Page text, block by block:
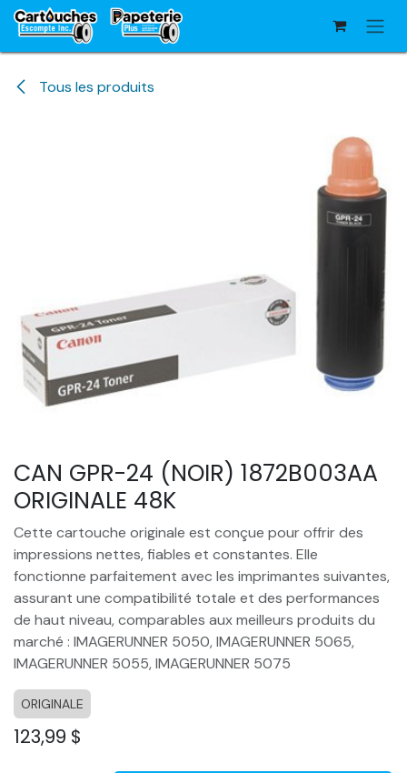
Se rendre au contenu
Tous les produits
CAN GPR-24 (NOIR) 1872B003AA
ORIGINALE 48K
Cette cartouche originale est conçue pour offrir des
impressions nettes, fiables et constantes. Elle
fonctionne parfaitement avec les imprimantes suivantes,
assurant une compatibilité totale et des performances
de haut niveau, comparables aux meilleurs produits du
marché : IMAGERUNNER 5050, IMAGERUNNER 5065,
IMAGERUNNER 5055, IMAGERUNNER 5075
ORIGINALE
123,99 $